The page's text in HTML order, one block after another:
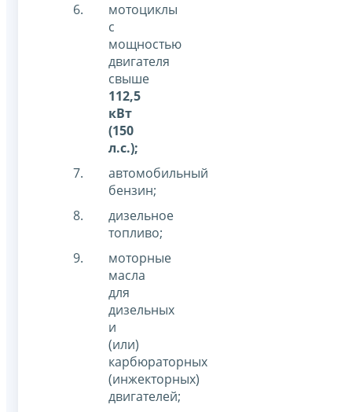
мотоциклы
с
мощностью
двигателя
свыше
112,5
кВт
(150
л.с.);
автомобильный
бензин;
дизельное
топливо;
моторные
масла
для
дизельных
и
(или)
карбюраторных
(инжекторных)
двигателей;